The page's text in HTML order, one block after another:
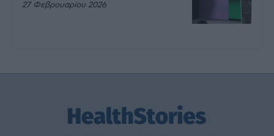
27 Φεβρουαρίου 2026